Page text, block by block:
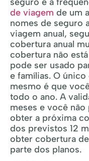
de viagem de um
nomes de seguro
viagem anual,
cobertura anual
cobertura não
pode ser usado
e famílias. O
mesmo é que
todo o ano. A
meses e você
obter a próxima
dos previstos 12
obter cobertura
parte dos planos.